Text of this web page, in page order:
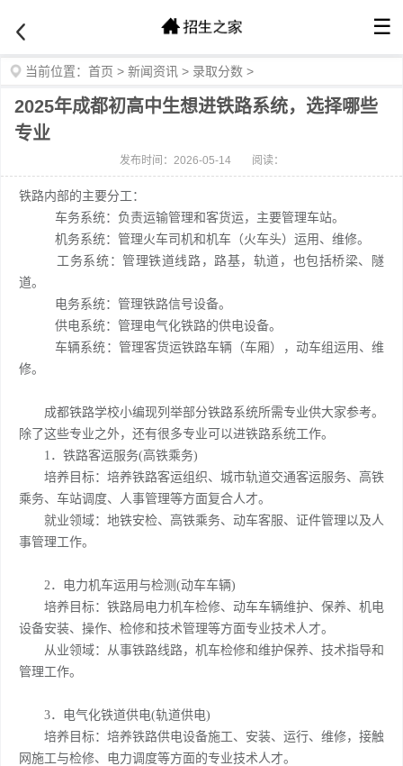
☰
当前位置： 首页 > 新闻资讯 > 录取分数 >
2025年成都初高中生想进铁路系统，选择哪些
专业
发布时间：2026-05-14 阅读：
铁路内部的主要分工：
车务系统：负责运输管理和客货运，主要管理车站。
机务系统：管理火车司机和机车（火车头）运用、维修。
工务系统：管理铁道线路，路基，轨道，也包括桥梁、隧
道。
电务系统：管理铁路信号设备。
供电系统：管理电气化铁路的供电设备。
车辆系统：管理客货运铁路车辆（车厢），动车组运用、维
修。
成都铁路学校小编现列举部分铁路系统所需专业供大家参考。
除了这些专业之外，还有很多专业可以进铁路系统工作。
1．铁路客运服务(高铁乘务)
培养目标：培养铁路客运组织、城市轨道交通客运服务、高铁
乘务、车站调度、人事管理等方面复合人才。
就业领域：地铁安检、高铁乘务、动车客服、证件管理以及人
事管理工作。
2．电力机车运用与检测(动车车辆)
培养目标：铁路局电力机车检修、动车车辆维护、保养、机电
设备安装、操作、检修和技术管理等方面专业技术人才。
从业领域：从事铁路线路，机车检修和维护保养、技术指导和
管理工作。
3．电气化铁道供电(轨道供电)
培养目标：培养铁路供电设备施工、安装、运行、维修，接触
网施工与检修、电力调度等方面的专业技术人才。